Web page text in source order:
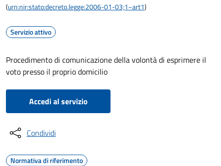
(urn:nir:stato:decreto.legge:2006-01-03;1~art1)
Servizio attivo
Procedimento di comunicazione della volontà di esprimere il
voto presso il proprio domicilio
Accedi al servizio
Condividi
Normativa di riferimento